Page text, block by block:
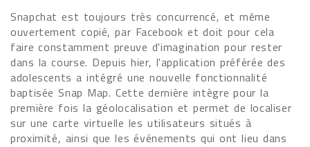
Snapchat est toujours très concurrencé, et même
ouvertement copié, par Facebook et doit pour cela
faire constamment preuve d'imagination pour rester
dans la course. Depuis hier, l'application préférée des
adolescents a intégré une nouvelle fonctionnalité
baptisée Snap Map. Cette dernière intègre pour la
première fois la géolocalisation et permet de localiser
sur une carte virtuelle les utilisateurs situés à
proximité, ainsi que les événements qui ont lieu dans